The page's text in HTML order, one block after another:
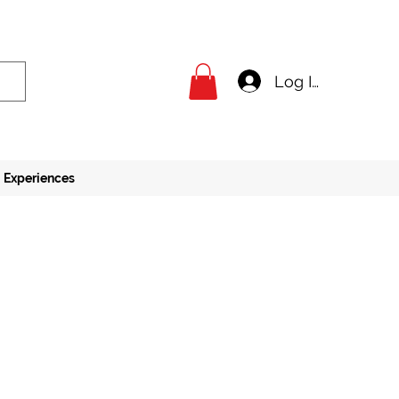
Log In
Experiences